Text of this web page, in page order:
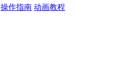
操作指南 动画教程